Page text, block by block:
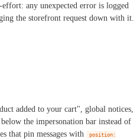
any unexpected error is logged
the storefront request down with it.
added to your cart", global notices,
the impersonation bar instead of
that pin messages with
position: